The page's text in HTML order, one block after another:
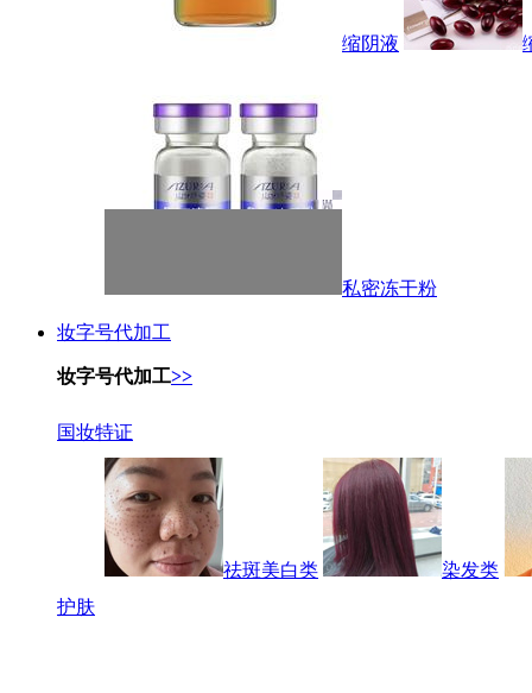
缩阴液
私密冻干粉
妆字号代加工
妆字号代加工>>
国妆特证
祛斑美白类
染发类
护肤